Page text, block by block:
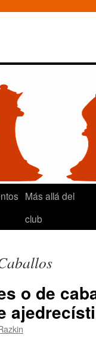
Más allá del
club
o de